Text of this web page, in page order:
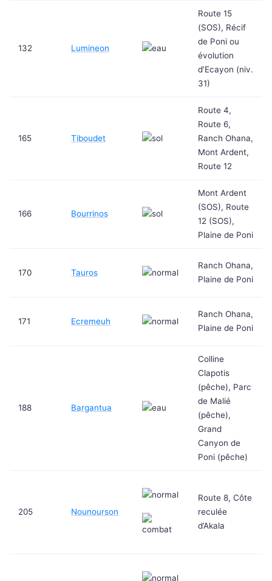
132 Lumineon
Route 15
(SOS), Récif
de Poni ou
évolution
d’Ecayon (niv.
31)
165 Tiboudet
Route 4,
Route 6,
Ranch Ohana,
Mont Ardent,
Route 12
166 Bourrinos
Mont Ardent
(SOS), Route
12 (SOS),
Plaine de Poni
170 Tauros
Ranch Ohana,
Plaine de Poni
171 Ecremeuh
Ranch Ohana,
Plaine de Poni
188 Bargantua
Colline
Clapotis
(pêche), Parc
de Malié
(pêche),
Grand
Canyon de
Poni (pêche)
205 Nounourson
Route 8, Côte
reculée
d’Akala